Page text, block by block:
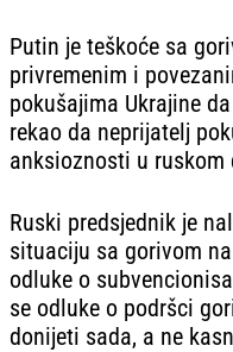
Putin je teškoće sa
privremenim i
pokušajima Ukrajine
rekao da neprijatelj
anksioznosti u ruskom
Ruski predsjednik je
situaciju sa gorivom
odluke o
se odluke o podršci
donijeti sada, a ne